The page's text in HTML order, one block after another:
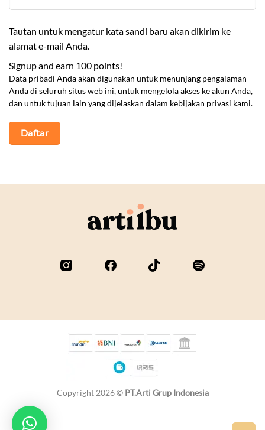
Tautan untuk mengatur kata sandi baru akan dikirim ke
alamat e-mail Anda.
Signup and earn 100 points!
Data pribadi Anda akan digunakan untuk menunjang pengalaman
Anda di seluruh situs web ini, untuk mengelola akses ke akun Anda,
dan untuk tujuan lain yang dijelaskan dalam kebijakan privasi kami.
Daftar
Copyright 2026 © PT.Arti Grup Indonesia